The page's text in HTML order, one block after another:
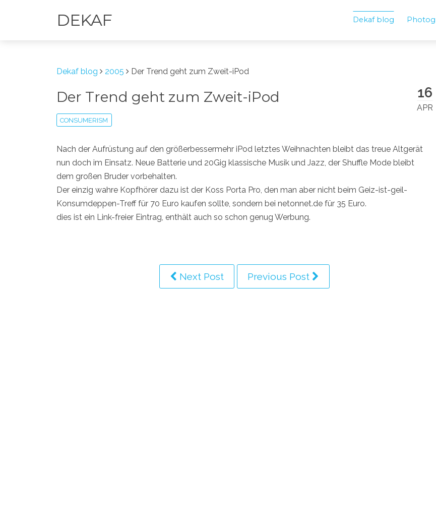
DEKAF Dekaf blog
Dekaf blog 2005 Der Trend geht zum Zweit-iPod
16
APR
Der Trend geht zum Zweit-iPod
CONSUMERISM
Nach der Aufrüstung auf den größerbessermehr iPod letztes Weihnachten bleibt das treue Altgerät
nun doch im Einsatz. Neue Batterie und 20Gig klassische Musik und Jazz, der Shuffle Mode bleibt
dem großen Bruder vorbehalten.
Der einzig wahre Kopfhörer dazu ist der Koss Porta Pro, den man aber nicht beim Geiz-ist-geil-
Konsumdeppen-Treff für 70 Euro kaufen sollte, sondern bei netonnet.de für 35 Euro.
dies ist ein Link-freier Eintrag, enthält auch so schon genug Werbung.
Next Post Previous Post